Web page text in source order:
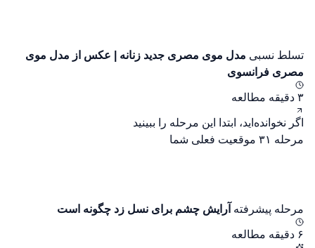
تسلط نسبی مدل موی مصری جدید زنانه | عکس از مدل موی
مصری فرانسوی
۳ دقیقه مطالعه
اگر نخوانده‌اید، ابتدا این مرحله را ببینید
مرحله ۳۱
موقعیت فعلی شما
مرحله پیشرفته آرایش چشم برای نسل زد چگونه است
۶ دقیقه مطالعه